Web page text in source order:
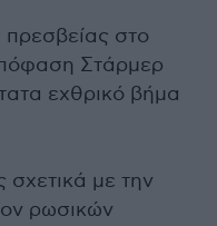
στο
Στάρμερ
εχθρικό βήμα
σχετικά με την
ρωσικών